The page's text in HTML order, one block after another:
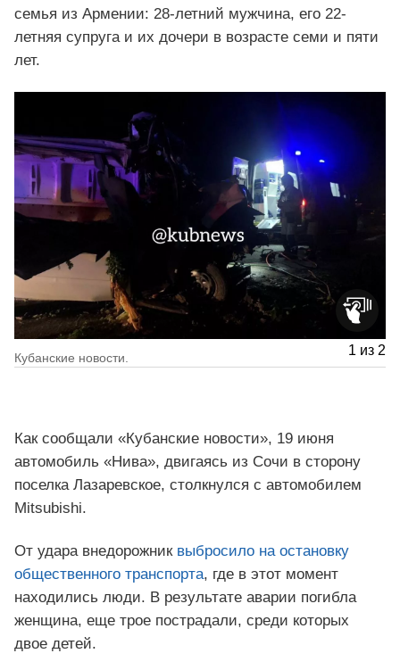
семья из Армении: 28-летний мужчина, его 22-
летняя супруга и их дочери в возрасте семи и пяти
лет.
Кубанские новости. 1 из 2
Как сообщали «Кубанские новости», 19 июня
автомобиль «Нива», двигаясь из Сочи в сторону
поселка Лазаревское, столкнулся с автомобилем
Mitsubishi.
От удара внедорожник выбросило на остановку
общественного транспорта, где в этот момент
находились люди. В результате аварии погибла
женщина, еще трое пострадали, среди которых
двое детей.